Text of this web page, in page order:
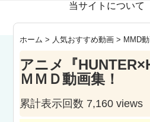
当サイトについて
ホーム > 人気おすすめ動画 > MMD
アニメ『
ＭＭＤ動画集！
累計表示回数 7,160 views